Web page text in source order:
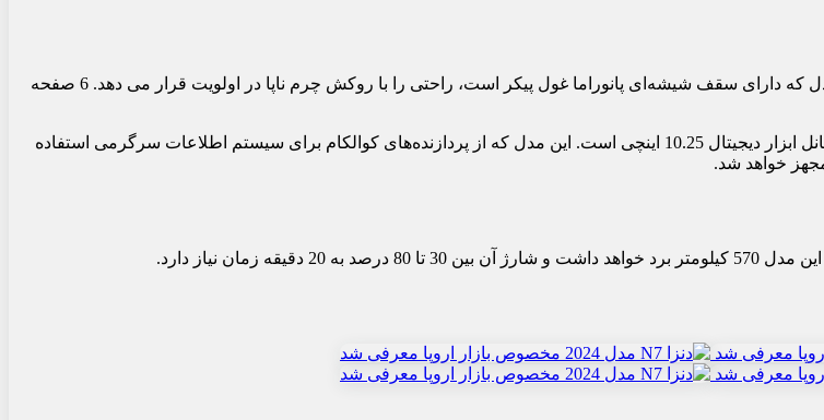
بیایید بگوییم که مانند سایر مدل‌های چینی، دنزا N7 به فناوری های زیادی مجهز است. این مدل که دارای سقف شیشه‌ای پانوراما غول پیکر است، راحتی را با روکش چرم ناپا در اولویت قرار می دهد. 6 صفحه
چشمگیرترین در میان این صفحه نمایش ها، البته صفحه نمایش 13.7 اینچی چند رسانه ای و پانل ابزار دیجیتال 10.25 اینچی است. این مدل که از پردازنده‌های کوالکام برای سیستم اطلاعات سرگرمی استفاده